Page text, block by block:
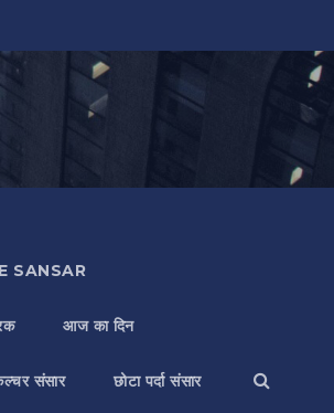
SANSAR
आज का दिन
संसार छोटा पर्दा संसार